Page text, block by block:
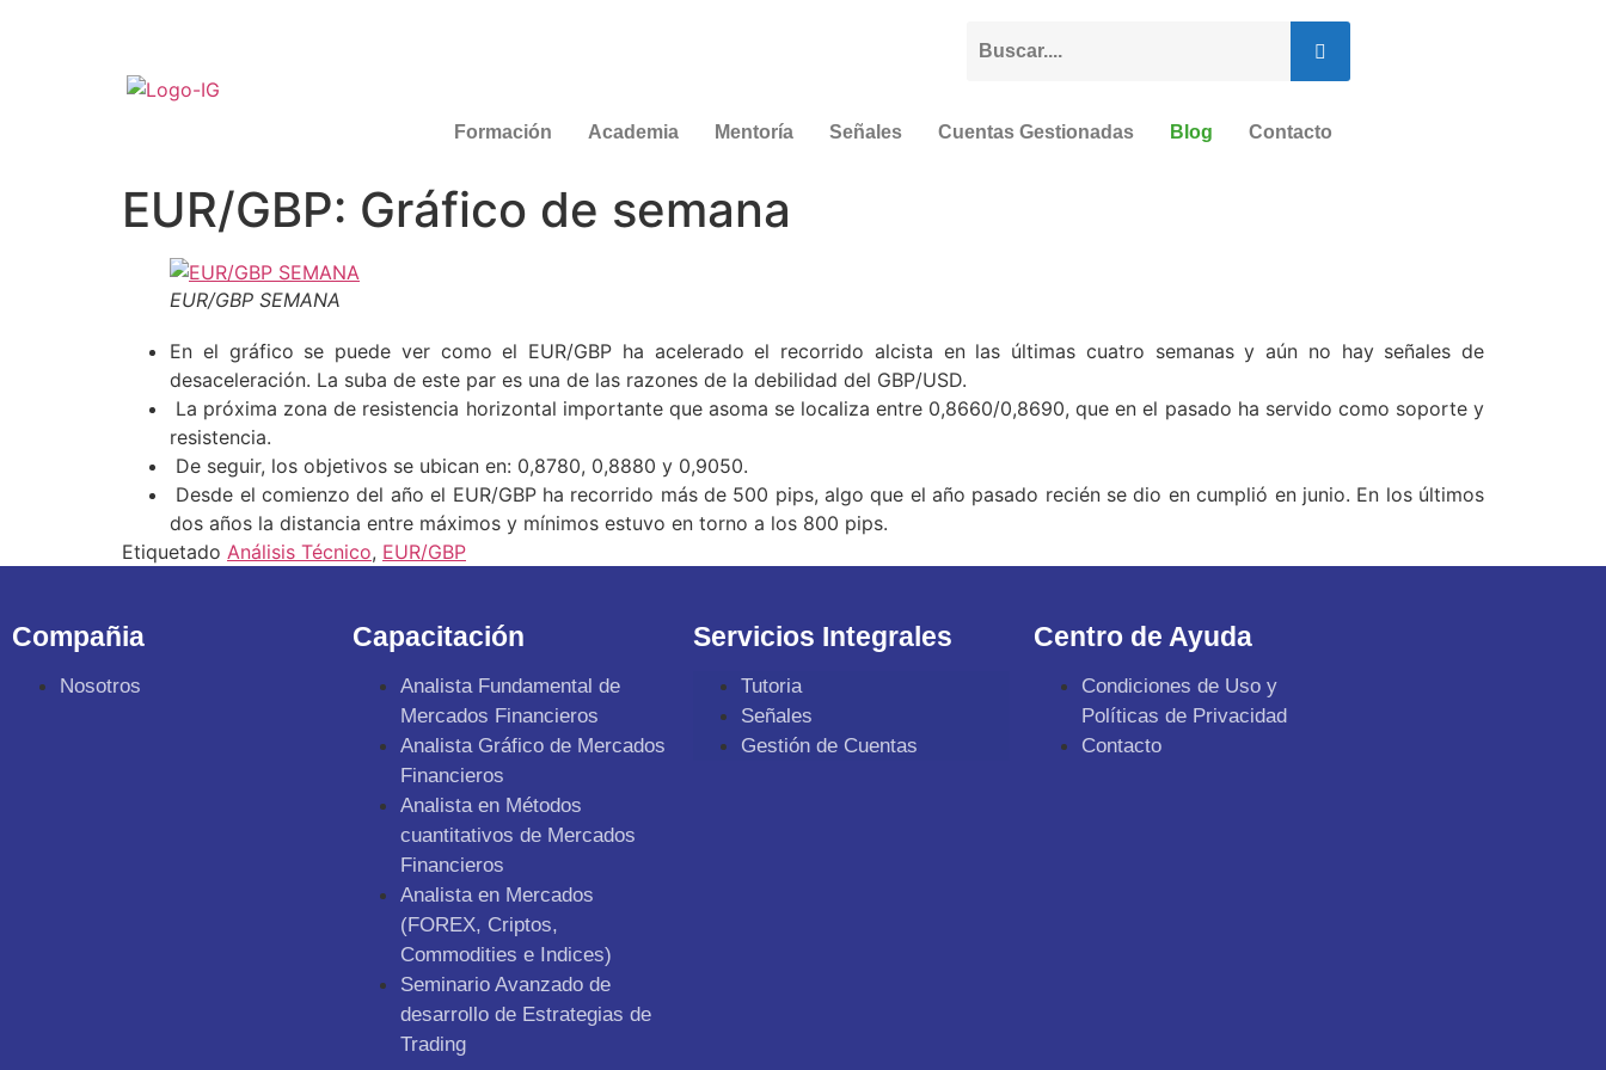
Formación Academia Mentoría Señales Cuentas Gestionadas Blog Contacto
EUR/GBP: Gráfico de semana
EUR/GBP SEMANA
En el gráfico se puede ver como el EUR/GBP ha acelerado el recorrido alcista en las últimas cuatro semanas y aún no hay señales de
desaceleración. La suba de este par es una de las razones de la debilidad del GBP/USD.
La próxima zona de resistencia horizontal importante que asoma se localiza entre 0,8660/0,8690, que en el pasado ha servido como soporte y
resistencia.
De seguir, los objetivos se ubican en: 0,8780, 0,8880 y 0,9050.
Desde el comienzo del año el EUR/GBP ha recorrido más de 500 pips, algo que el año pasado recién se dio en cumplió en junio. En los últimos
dos años la distancia entre máximos y mínimos estuvo en torno a los 800 pips.
Etiquetado Análisis Técnico, EUR/GBP
Compañia
Nosotros
Capacitación
Analista Fundamental de
Mercados Financieros
Analista Gráfico de Mercados
Financieros
Analista en Métodos
cuantitativos de Mercados
Financieros
Analista en Mercados
(FOREX, Criptos,
Commodities e Indices)
Seminario Avanzado de
desarrollo de Estrategias de
Trading
Servicios Integrales
Tutoria
Señales
Gestión de Cuentas
Centro de Ayuda
Condiciones de Uso y
Políticas de Privacidad
Contacto